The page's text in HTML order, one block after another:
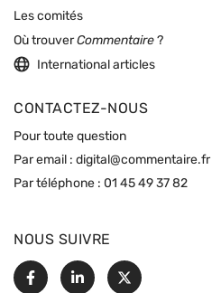
Les comités
Où trouverCommentaire ?
International articles
CONTACTEZ-NOUS
Pour toute question
Par email : digital@commentaire.fr
Par téléphone : 01 45 49 37 82
NOUS SUIVRE
FacebookLinkedin
X